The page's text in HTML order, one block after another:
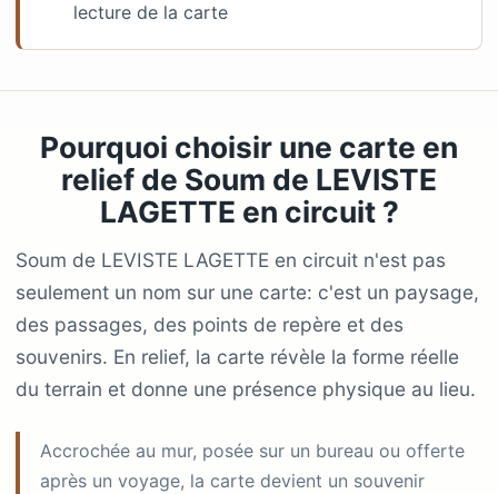
lecture de la carte
Pourquoi choisir une carte en
relief de Soum de LEVISTE
LAGETTE en circuit ?
Soum de LEVISTE LAGETTE en circuit n'est pas
seulement un nom sur une carte: c'est un paysage,
des passages, des points de repère et des
souvenirs. En relief, la carte révèle la forme réelle
du terrain et donne une présence physique au lieu.
Accrochée au mur, posée sur un bureau ou offerte
après un voyage, la carte devient un souvenir